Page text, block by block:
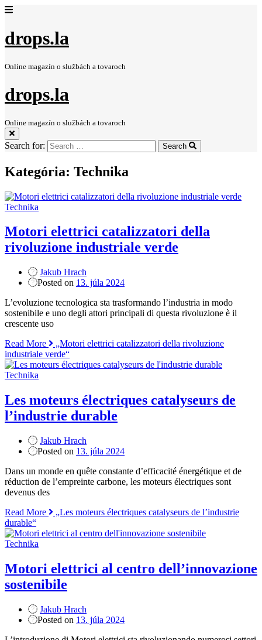
drops.la
Online magazín o službách a tovaroch
drops.la
Online magazín o službách a tovaroch
Search for: Search
Kategória: Technika
Technika
Motori elettrici catalizzatori della
rivoluzione industriale verde
Jakub Hrach
Posted on 13. júla 2024
L’evoluzione tecnologica sta trasformando l’industria in modo
sostenibile e uno degli attori principali di questa rivoluzione è il
crescente uso
Read More
„Motori elettrici catalizzatori della rivoluzione
industriale verde“
Technika
Les moteurs électriques catalyseurs de
l’industrie durable
Jakub Hrach
Posted on 13. júla 2024
Dans un monde en quête constante d’efficacité énergétique et de
réduction de l’empreinte carbone, les moteurs électriques sont
devenus des
Read More
„Les moteurs électriques catalyseurs de l’industrie
durable“
Technika
Motori elettrici al centro dell’innovazione
sostenibile
Jakub Hrach
Posted on 13. júla 2024